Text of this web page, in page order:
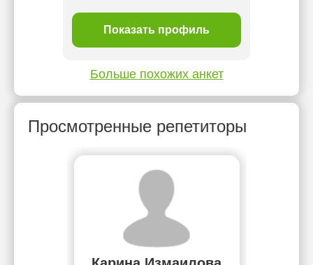
Показать профиль
Больше похожих анкет
Просмотренные репетиторы